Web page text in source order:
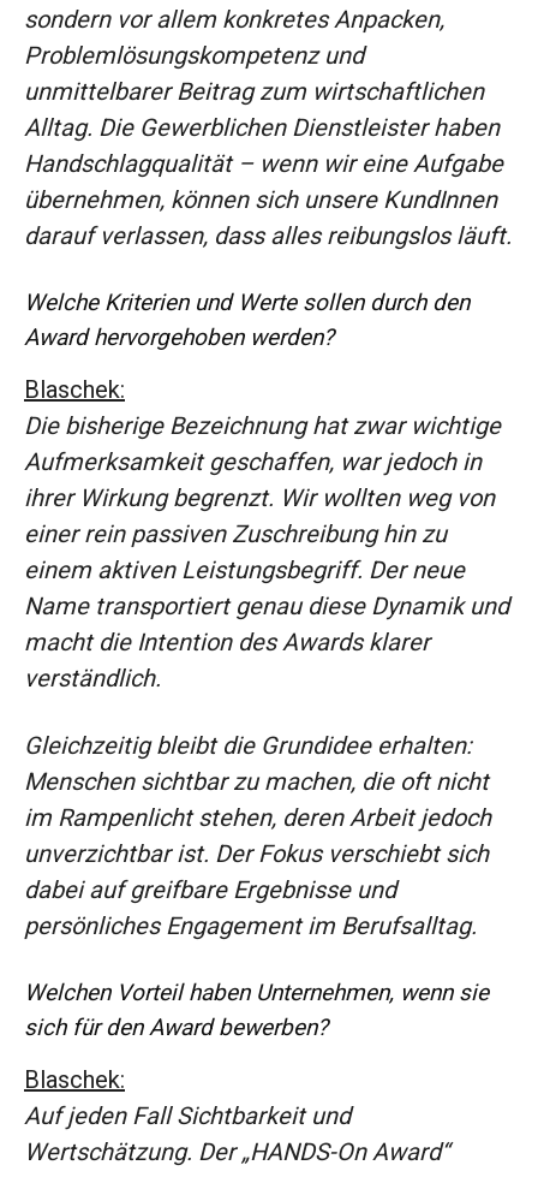
sondern vor allem konkretes Anpacken,
Problemlösungskompetenz und
unmittelbarer Beitrag zum wirtschaftlichen
Alltag. Die Gewerblichen Dienstleister haben
Handschlagqualität – wenn wir eine Aufgabe
übernehmen, können sich unsere KundInnen
darauf verlassen, dass alles reibungslos läuft.
Welche Kriterien und Werte sollen durch den
Award hervorgehoben werden?
Blaschek:
Die bisherige Bezeichnung hat zwar wichtige
Aufmerksamkeit geschaffen, war jedoch in
ihrer Wirkung begrenzt. Wir wollten weg von
einer rein passiven Zuschreibung hin zu
einem aktiven Leistungsbegriff. Der neue
Name transportiert genau diese Dynamik und
macht die Intention des Awards klarer
verständlich.
Gleichzeitig bleibt die Grundidee erhalten:
Menschen sichtbar zu machen, die oft nicht
im Rampenlicht stehen, deren Arbeit jedoch
unverzichtbar ist. Der Fokus verschiebt sich
dabei auf greifbare Ergebnisse und
persönliches Engagement im Berufsalltag.
Welchen Vorteil haben Unternehmen, wenn sie
sich für den Award bewerben?
Blaschek:
Auf jeden Fall Sichtbarkeit und
Wertschätzung. Der „HANDS-On Award“